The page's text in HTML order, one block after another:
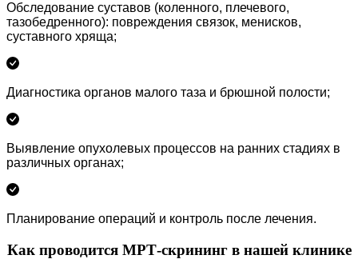
Обследование суставов (коленного, плечевого,
тазобедренного): повреждения связок, менисков,
суставного хряща;
Диагностика органов малого таза и брюшной полости;
Выявление опухолевых процессов на ранних стадиях в
различных органах;
Планирование операций и контроль после лечения.
Как проводится МРТ-скрининг в нашей клинике